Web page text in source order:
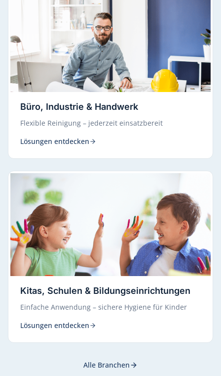
Büro, Industrie & Handwerk
Flexible Reinigung – jederzeit einsatzbereit
Lösungen entdecken
Kitas, Schulen & Bildungseinrichtungen
Einfache Anwendung – sichere Hygiene für Kinder
Lösungen entdecken
Alle Branchen